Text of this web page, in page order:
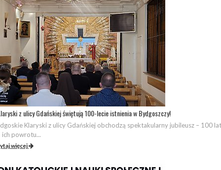
z ulicy Gdańskiej świętują 100-lecie istnienia w Bydgoszczy!
Klaryski z ulicy Gdańskiej obchodzą spektakularny jubileusz – 100 lat
ich powrotu...
więcej